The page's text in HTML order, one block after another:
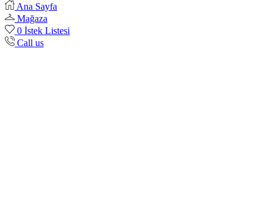
Ana Sayfa
Mağaza
0 İstek Listesi
Call us